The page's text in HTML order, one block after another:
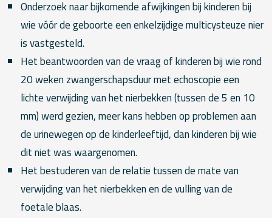
Onderzoek naar bijkomende afwijkingen bij kinderen bij
wie vóór de geboorte een enkelzijdige multicysteuze nier
is vastgesteld.
Het beantwoorden van de vraag of kinderen bij wie rond
20 weken zwangerschapsduur met echoscopie een
lichte verwijding van het nierbekken (tussen de 5 en 10
mm) werd gezien, meer kans hebben op problemen aan
de urinewegen op de kinderleeftijd, dan kinderen bij wie
dit niet was waargenomen.
Het bestuderen van de relatie tussen de mate van
verwijding van het nierbekken en de vulling van de
foetale blaas.